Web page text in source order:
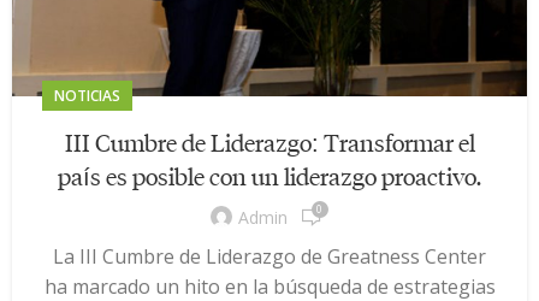
NOTICIAS
III Cumbre de Liderazgo: Transformar el
país es posible con un liderazgo proactivo.
Admin 0
La III Cumbre de Liderazgo de Greatness Center
ha marcado un hito en la búsqueda de estrategias